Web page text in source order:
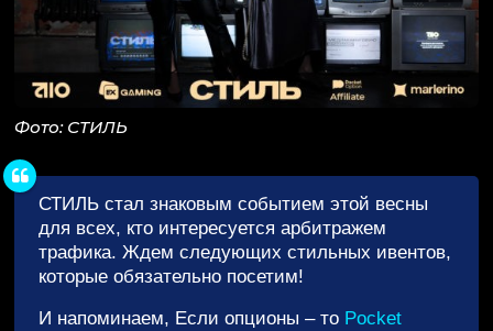
Фото: СТИЛЬ
СТИЛЬ стал знаковым событием этой весны
для всех, кто интересуется арбитражем
трафика. Ждем следующих стильных ивентов,
которые обязательно посетим!
И напоминаем, Если опционы – то Pocket